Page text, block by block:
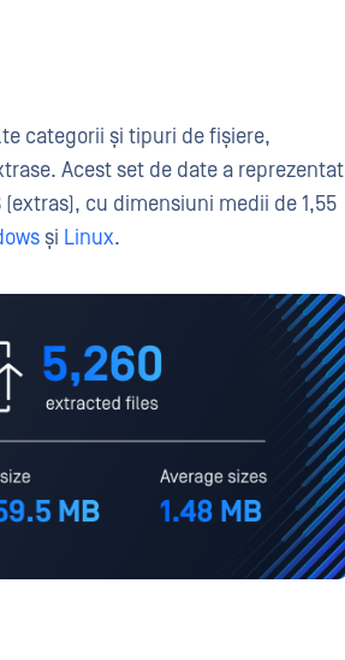
categorii și tipuri de fișiere,
Acest set de date a reprezentat
(extras), cu dimensiuni medii de 1,55
și Linux.